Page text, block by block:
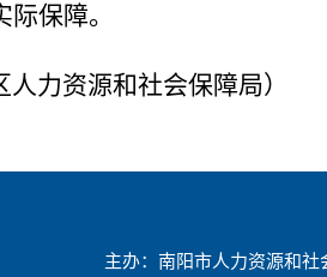
保障。
人力资源和社会保障局）
主办：南阳市人力资源和